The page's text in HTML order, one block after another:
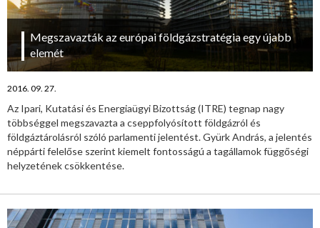
Megszavazták az európai földgázstratégia egy újabb
elemét
2016. 09. 27.
Az Ipari, Kutatási és Energiaügyi Bizottság (ITRE) tegnap nagy
többséggel megszavazta a cseppfolyósított földgázról és
földgáztárolásról szóló parlamenti jelentést. Gyürk András, a jelentés
néppárti felelőse szerint kiemelt fontosságú a tagállamok függőségi
helyzetének csökkentése.